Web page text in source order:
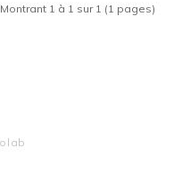
Montrant 1 à 1 sur 1 (1 pages)